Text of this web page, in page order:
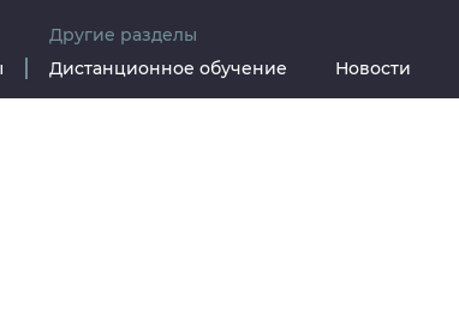
Другие разделы
Дистанционное обучение
Новости